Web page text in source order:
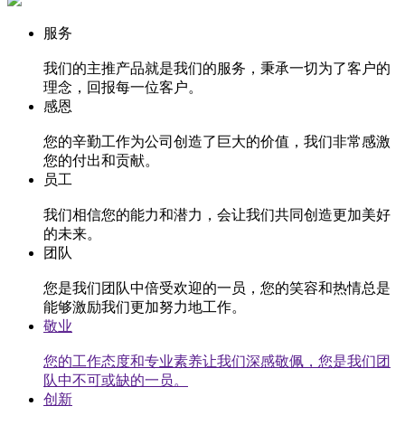
服务
我们的主推产品就是我们的服务，秉承一切为了客户的
理念，回报每一位客户。
感恩
您的辛勤工作为公司创造了巨大的价值，我们非常感激
您的付出和贡献。
员工
我们相信您的能力和潜力，会让我们共同创造更加美好
的未来。
团队
您是我们团队中倍受欢迎的一员，您的笑容和热情总是
能够激励我们更加努力地工作。
敬业
您的工作态度和专业素养让我们深感敬佩，您是我们团
队中不可或缺的一员。
创新